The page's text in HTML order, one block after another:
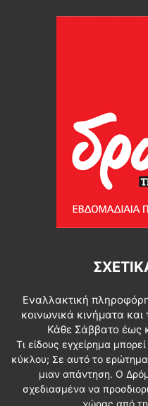
Εναλλακτική
κοινωνικά κινήματα και
Κάθε Σάββατο έως
Τι είδους εγχείρημα
κύκλου; Σε αυτό το
μιαν απάντηση. Ο
σχεδιασμένα να
χώρας από